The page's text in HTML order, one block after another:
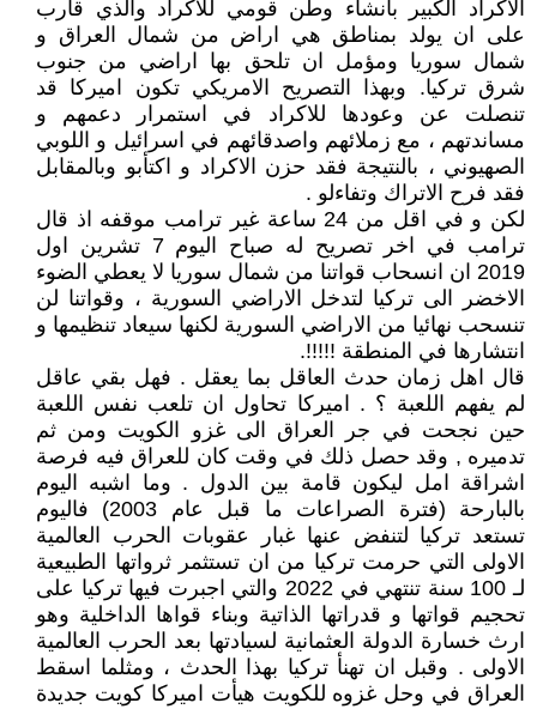
الاكراد الكبير بأنشاء وطن قومي للاكراد والذي قارب
على ان يولد بمناطق هي اراض من شمال العراق و
شمال سوريا ومؤمل ان تلحق بها اراضي من جنوب
شرق تركيا. وبهذا التصريح الامريكي تكون اميركا قد
تنصلت عن وعودها للاكراد في استمرار دعمهم و
مساندتهم ، مع زملائهم واصدقائهم في اسرائيل و اللوبي
الصهيوني ، بالنتيجة فقد حزن الاكراد و اكتأبو وبالمقابل
فقد فرح الاتراك وتفاءلو .
لكن و في اقل من 24 ساعة غير ترامب موقفه اذ قال
ترامب في اخر تصريح له صباح اليوم 7 تشرين اول
2019 ان انسحاب قواتنا من شمال سوريا لا يعطي الضوء
الاخضر الى تركيا لتدخل الاراضي السورية ، وقواتنا لن
تنسحب نهائيا من الاراضي السورية لكنها سيعاد تنظيمها و
انتشارها في المنطقة !!!!!.
قال اهل زمان حدث العاقل بما يعقل . فهل بقي عاقل
لم يفهم اللعبة ؟ . اميركا تحاول ان تلعب نفس اللعبة
حين نجحت في جر العراق الى غزو الكويت ومن ثم
تدميره , وقد حصل ذلك في وقت كان للعراق فيه فرصة
اشراقة امل ليكون قامة بين الدول . وما اشبه اليوم
بالبارحة (فترة الصراعات ما قبل عام 2003) فاليوم
تستعد تركيا لتنفض عنها غبار عقوبات الحرب العالمية
الاولى التي حرمت تركيا من ان تستثمر ثرواتها الطبيعية
لـ 100 سنة تنتهي في 2022 والتي اجبرت فيها تركيا على
تحجيم قواتها و قدراتها الذاتية وبناء قواها الداخلية وهو
ارث خسارة الدولة العثمانية لسيادتها بعد الحرب العالمية
الاولى . وقبل ان تهنأ تركيا بهذا الحدث ، ومثلما اسقط
العراق في وحل غزوه للكويت هيأت اميركا كويت جديدة